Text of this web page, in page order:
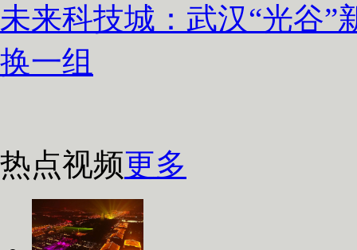
未来科技城：武汉“光谷”
换一组
热点视频更多